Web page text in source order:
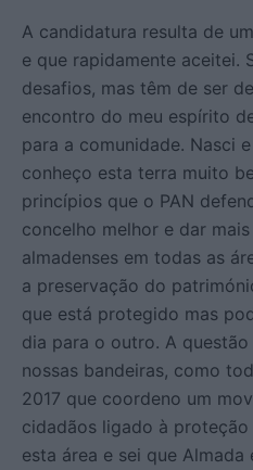
A candidatura resulta de
e que rapidamente aceitei.
desafios, mas têm de ser
encontro do meu espírito
para a comunidade. Nasci
conheço esta terra muito
princípios que o PAN
concelho melhor e dar
almadenses em todas as
a preservação do
que está protegido mas
dia para o outro. A
nossas bandeiras, como
2017 que coordeno um
cidadãos ligado à proteção
esta área e sei que